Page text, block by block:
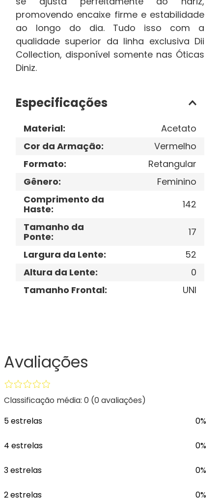
promovendo encaixe firme e estabilidade
ao longo do dia. Tudo isso com a
qualidade superior da linha exclusiva Dii
Collection, disponível somente nas Óticas
Diniz.
Especificações
Material:
Acetato
Cor da Armação:
Vermelho
Formato:
Retangular
Gênero:
Feminino
Comprimento da
Haste:
142
Tamanho da
Ponte:
17
Largura da Lente:
52
Altura da Lente:
0
Tamanho Frontal: UNI
Avaliações
Classificação média: 0 (0 avaliações)
5 estrelas
0%
4 estrelas 0%
3 estrelas 0%
2 estrelas 0%